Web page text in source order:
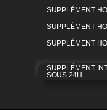
SUPPLÉMENT
SUPPLÉMENT
SUPPLÉMENT
SUPPLÉMENT
SOUS 24H